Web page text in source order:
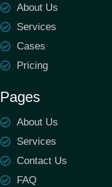
About Us
Services
Cases
Pricing
Pages
About Us
Services
Contact Us
FAQ